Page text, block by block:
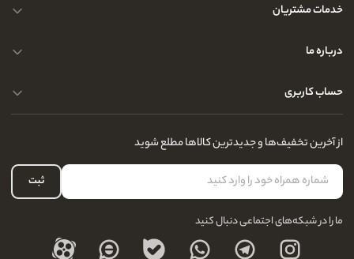
خدمات مشتریان
حریم خصوصی کاربران
تماس با ما
درباره ما
سوالات متداول
آدرس فروشگاه
نحوه ارسال کالا
نحوه بازگشت کالا
درباره ما
حساب کاربری
لیست علاقه‌مندی
حساب کاربری
از آخرین تخفیف‌ها و جدیدترین کالاها مطلع شوید
ثبت
ما را در شبکه‌های اجتماعی دنبال کنید